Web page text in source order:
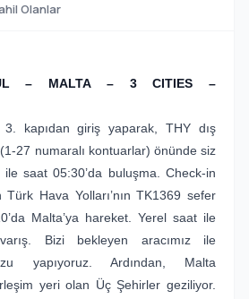
Olanlar
– MALTA – 3 CITIES –
3. kapıdan giriş yaparak, THY dış
27 numaralı kontuarlar) önünde siz
saat 05:30’da buluşma. Check-in
Türk Hava Yolları’nın TK1369 sefer
Malta’ya hareket. Yerel saat ile
Bizi bekleyen aracımız ile
yapıyoruz. Ardından, Malta
yeri olan Üç Şehirler geziliyor.